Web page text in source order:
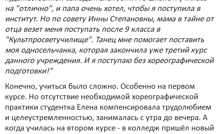
на "отлично", и папа очень хотел, чтобы я поступила в
институт. Но по совету Инны Степановны, мама в тайне от
отца везет меня поступать после 9 класса в
"Культпросветучилище". Танец мне помогает поставить
моя односельчанка, которая закончила уже третий курс
данного учреждения. И я поступаю без хореографической
подготовки!"
Конечно, учиться было сложно. Особенно на первом
курсе. Но отсутствие необходимой хореографической
практики студентка Елена компенсировала трудолюбием
и целеустремленностью, занималась с утра до вечера. А
когда училась на втором курсе - в колледж пришёл новый